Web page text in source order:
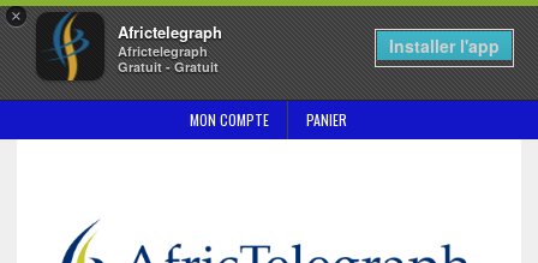
×
Africtelegraph
Africtelegraph
Gratuit - Gratuit
Installer l'app
MON COMPTE PANIER